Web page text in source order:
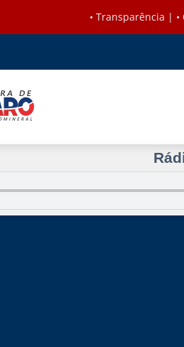
Aberta
Transparência | •